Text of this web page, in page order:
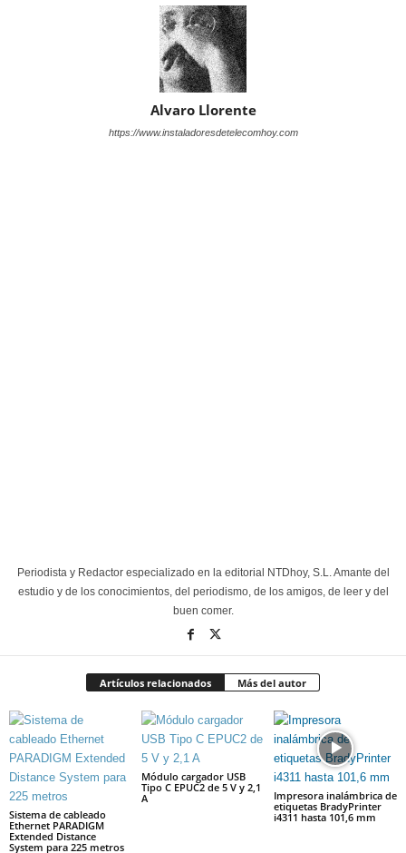
Alvaro Llorente
https://www.instaladoresdetelecomhoy.com
Periodista y Redactor especializado en la editorial NTDhoy, S.L. Amante del
estudio y de los conocimientos, del periodismo, de los amigos, de leer y del
buen comer.
Artículos relacionados Más del autor
Sistema de cableado
Ethernet PARADIGM
Extended Distance
System para 225 metros
Módulo cargador USB
Tipo C EPUC2 de 5 V y 2,1
A
Impresora inalámbrica de
etiquetas BradyPrinter
i4311 hasta 101,6 mm